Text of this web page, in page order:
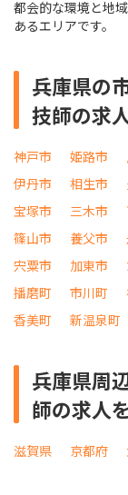
都会的な環境と地
あるエリアです。
兵庫県の
技師の求
神戸市 姫路市
伊丹市
相生市
宝塚市
三木市
篠山市
養父市
宍粟市
加東市
播磨町
市川町
香美町
新温泉町
兵庫県周
師の求人
滋賀県 京都府